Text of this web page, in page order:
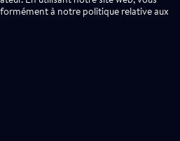
à notre politique relative aux